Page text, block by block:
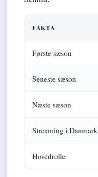
FAKTA
Første sæson
Seneste sæson
Næste sæson
Streaming i Danmark
Hovedrolle